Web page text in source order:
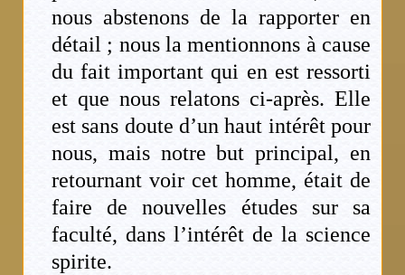
nous abstenons de la rapporter en
détail ; nous la mentionnons à cause
du fait important qui en est ressorti
et que nous relatons ci-après. Elle
est sans doute d’un haut intérêt pour
nous, mais notre but principal, en
retournant voir cet homme, était de
faire de nouvelles études sur sa
faculté, dans l’intérêt de la science
spirite.